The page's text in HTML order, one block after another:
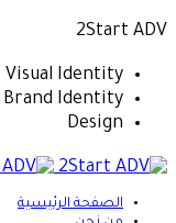
2Start ADV
Visual Identity
Brand Identity
Design
الصفحة الرئيسية